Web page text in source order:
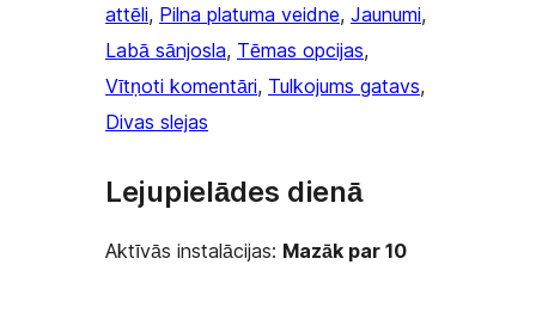
attēli, Pilna platuma veidne, Jaunumi
Labā sānjosla, Tēmas opcijas
Vītņoti komentāri, Tulkojums gatavs
Divas slejas
Lejupielādes dienā
Aktīvās instalācijas: Mazāk par 10